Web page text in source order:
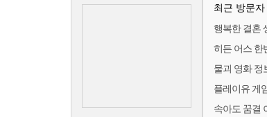
최근 방문자
행복한 결혼
히든 어스 한
물괴 영화 정
플레이유 게
속아도 꿈결